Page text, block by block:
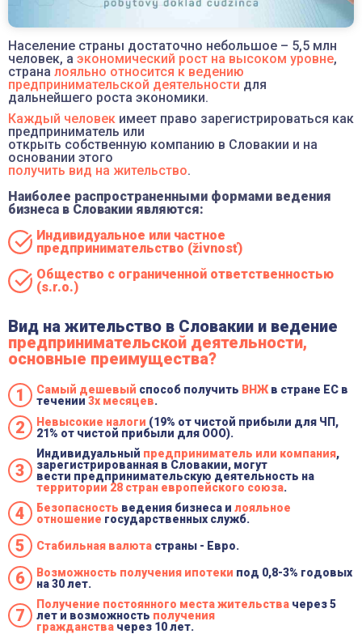
Население страны достаточно небольшое – 5,5 млн
человек, а экономический рост на высоком уровне,
страна лояльно относится к ведению
предпринимательской деятельности для
дальнейшего роста экономики.
Каждый человек имеет право зарегистрироваться как
предприниматель или
открыть собственную компанию в Словакии и на
основании этого
получить вид на жительство.
Наиболее распространенными формами ведения
бизнеса в Словакии являются:
Индивидуальное или частное
предпринимательство (živnosť)
Общество с ограниченной ответственностью
(s.r.o.)
Вид на жительство в Словакии и ведение
предпринимательской деятельности,
основные преимущества?
Самый дешевый способ получить ВНЖ в стране ЕС в
течении 3х месяцев.
Невысокие налоги (19% от чистой прибыли для ЧП,
21% от чистой прибыли для ООО).
Индивидуальный предприниматель или компания,
зарегистрированная в Словакии, могут
вести предпринимательскую деятельность на
территории 28 стран европейского союза.
Безопасность ведения бизнеса и лояльное
отношение государственных служб.
Стабильная валюта страны - Евро.
Возможность получения ипотеки под 0,8-3% годовых
на 30 лет.
Получение постоянного места жительства через 5
лет и возможность получения
гражданства через 10 лет.